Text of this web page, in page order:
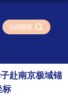
赴南京极域锚
标